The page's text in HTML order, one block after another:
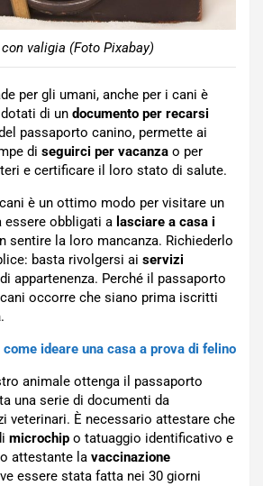
con valigia (Foto Pixabay)
per gli umani, anche per i cani è
di un documento per recarsi
passaporto canino, permette ai
di seguirci per vacanza o per
e certificare il loro stato di salute.
è un ottimo modo per visitare un
essere obbligati a lasciare a casa i
sentire la loro mancanza. Richiederlo
basta rivolgersi ai servizi
di appartenenza. Perché il passaporto
occorre che siano prima iscritti
.
come ideare una casa a prova di felino
animale ottenga il passaporto
una serie di documenti da
veterinari. È necessario attestare che
microchip o tatuaggio identificativo e
attestante la vaccinazione
essere stata fatta nei 30 giorni